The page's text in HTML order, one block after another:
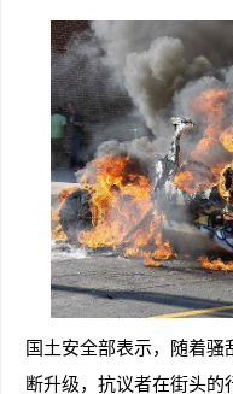
国土安全部表示，随着
断升级，抗议者在街头